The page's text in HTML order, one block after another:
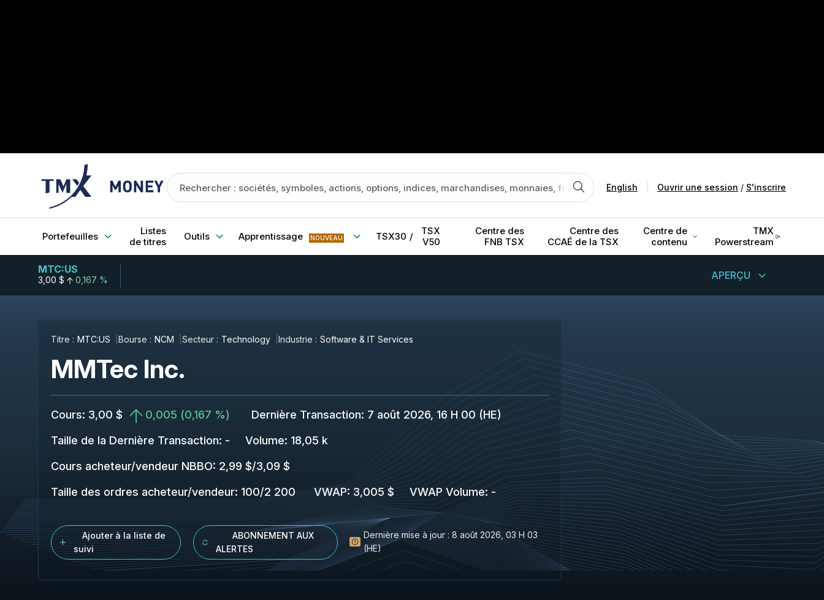
English Ouvrir une session / S'inscrire
Portefeuilles
Listes
de titres
Outils Apprentissage NOUVEAU TSX30 /
TSX
V50
Centre des
FNB TSX
Centre des
CCAÉ de la TSX
Centre de
contenu
TMX
Powerstream
MTC:US
3,00 $ 0,167 % APERÇU
Titre : MTC:US Bourse : NCM Secteur : Technology Industrie : Software & IT Services
MMTec Inc.
Cours: 3,00 $ 0,005 (0,167 %) Dernière Transaction: 7 août 2026, 16 H 00 (HE)
Taille de la Dernière Transaction: - Volume: 18,05 k
Cours acheteur/vendeur NBBO: 2,99 $/3,09 $
Taille des ordres acheteur/vendeur: 100/2 200 VWAP: 3,005 $ VWAP Volume: -
Ajouter à la liste de
suivi
ABONNEMENT AUX
ALERTES
Dernière mise à jour : 8 août 2026, 03 H 03
(HE)